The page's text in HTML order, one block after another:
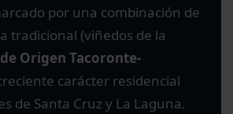
por una combinación de
tradicional (viñedos de la
Origen Tacoronte-
carácter residencial
de Santa Cruz y La Laguna.